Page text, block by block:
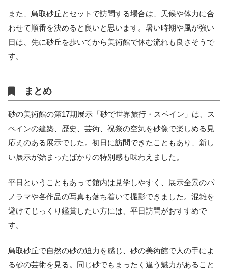
また、鳥取砂丘とセットで訪問する場合は、天候や体力に合
わせて順番を決めると良いと思います。暑い時期や風が強い
日は、先に砂丘を歩いてから美術館で休む流れも良さそうで
す。
まとめ
砂の美術館の第17期展示「砂で世界旅行・スペイン」は、ス
ペインの建築、歴史、芸術、祝祭の空気を砂像で楽しめる見
応えのある展示でした。初日に訪問できたこともあり、新し
い展示が始まったばかりの特別感も味わえました。
平日ということもあって館内は見学しやすく、展示全景のパ
ノラマや各作品の写真も落ち着いて撮影できました。混雑を
避けてじっくり鑑賞したい方には、平日訪問がおすすめで
す。
鳥取砂丘で自然の砂の迫力を感じ、砂の美術館で人の手によ
る砂の芸術を見る。同じ砂でもまったく違う魅力があること